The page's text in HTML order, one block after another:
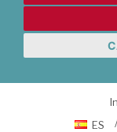
ES